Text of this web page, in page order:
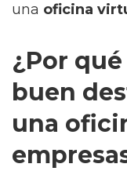
una oficina
¿Por
buen
una